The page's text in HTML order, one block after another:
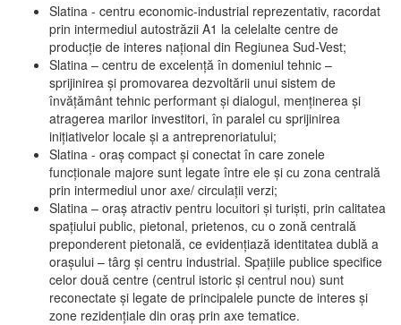
Slatina - centru economic-industrial reprezentativ, racordat
prin intermediul autostrăzii A1 la celelalte centre de
producţie de interes naţional din Regiunea Sud-Vest;
Slatina – centru de excelenţă în domeniul tehnic –
sprijinirea şi promovarea dezvoltării unui sistem de
învăţământ tehnic performant şi dialogul, menţinerea şi
atragerea marilor investitori, în paralel cu sprijinirea
iniţiativelor locale şi a antreprenoriatului;
Slatina - oraş compact şi conectat în care zonele
funcţionale majore sunt legate între ele şi cu zona centrală
prin intermediul unor axe/ circulații verzi;
Slatina – oraş atractiv pentru locuitori şi turişti, prin calitatea
spaţiului public, pietonal, prietenos, cu o zonă centrală
preponderent pietonală, ce evidenţiază identitatea dublă a
oraşului – târg şi centru industrial. Spaţiile publice specifice
celor două centre (centrul istoric şi centrul nou) sunt
reconectate şi legate de principalele puncte de interes şi
zone rezidenţiale din oraş prin axe tematice.